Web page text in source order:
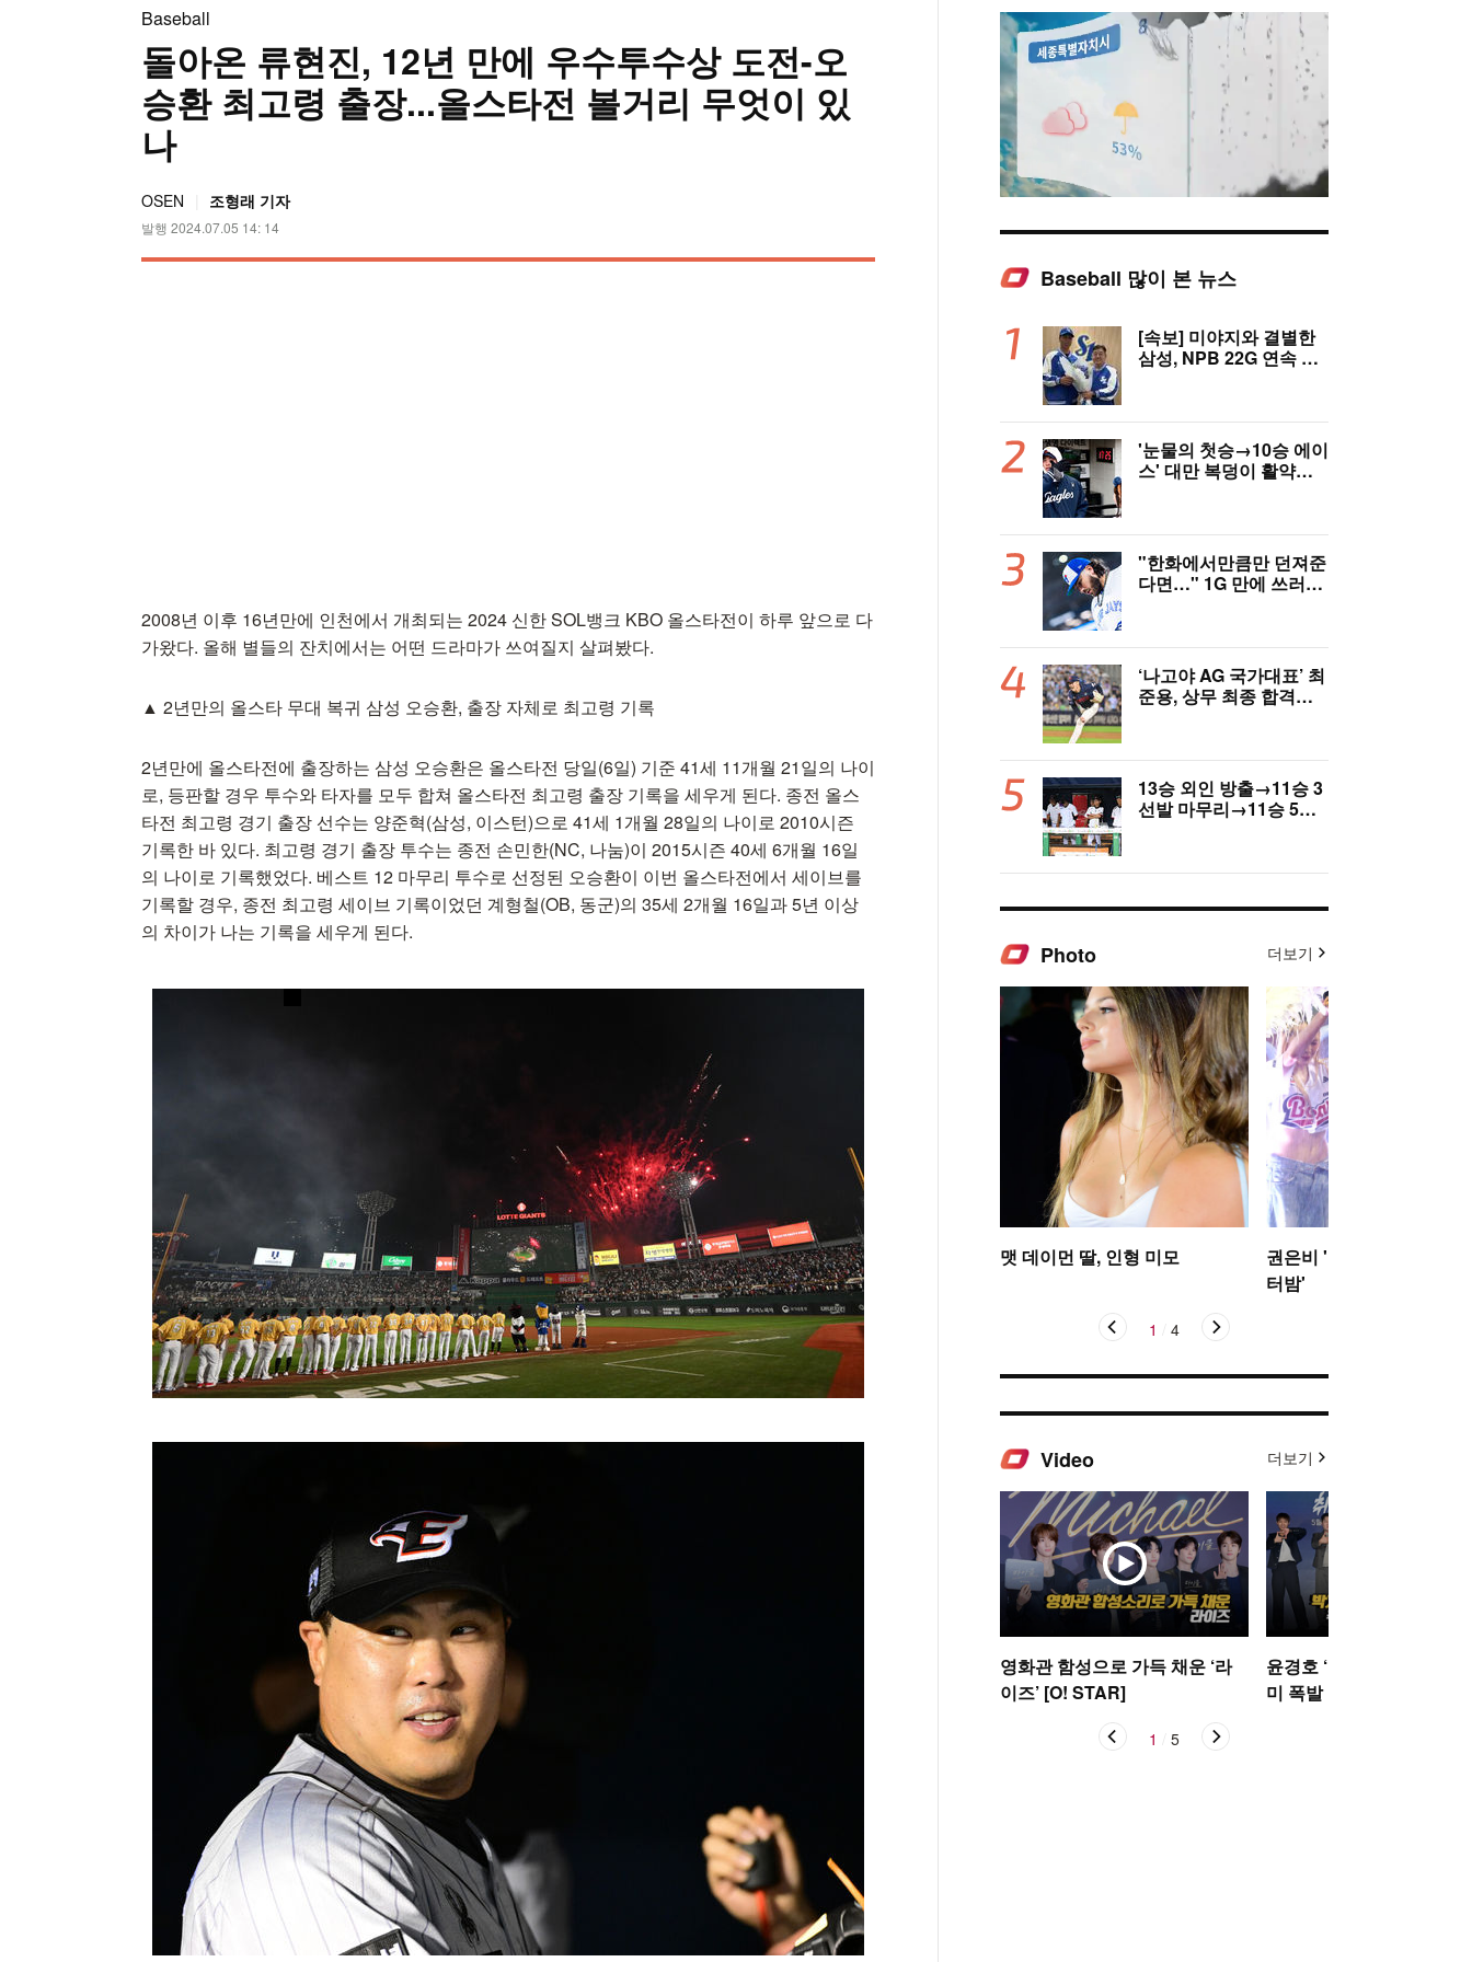
Baseball
돌아온 류현진, 12년 만에 우수투수상 도전-오
승환 최고령 출장...올스타전 볼거리 무엇이 있
나
OSEN 조형래 기자
발행 2024.07.05 14: 14
2008년 이후 16년만에 인천에서 개최되는 2024 신한 SOL뱅크 KBO 올스타전이 하루 앞으로 다
가왔다. 올해 별들의 잔치에서는 어떤 드라마가 쓰여질지 살펴봤다.
▲ 2년만의 올스타 무대 복귀 삼성 오승환, 출장 자체로 최고령 기록
2년만에 올스타전에 출장하는 삼성 오승환은 올스타전 당일(6일) 기준 41세 11개월 21일의 나이
로, 등판할 경우 투수와 타자를 모두 합쳐 올스타전 최고령 출장 기록을 세우게 된다. 종전 올스
타전 최고령 경기 출장 선수는 양준혁(삼성, 이스턴)으로 41세 1개월 28일의 나이로 2010시즌
기록한 바 있다. 최고령 경기 출장 투수는 종전 손민한(NC, 나눔)이 2015시즌 40세 6개월 16일
의 나이로 기록했었다. 베스트 12 마무리 투수로 선정된 오승환이 이번 올스타전에서 세이브를
기록할 경우, 종전 최고령 세이브 기록이었던 계형철(OB, 동군)의 35세 2개월 16일과 5년 이상
의 차이가 나는 기록을 세우게 된다.
Baseball 많이 본 뉴스
[속보] 미야지와 결별한
삼성, NPB 22G 연속 무
'눈물의 첫승→10승 에이
스' 대만 복덩이 활약에
"한화에서만큼만 던져준
다면…" 1G 만에 쓰러진
‘나고야 AG 국가대표’ 최
준용, 상무 최종 합격…
13승 외인 방출→11승 3
선발 마무리→11승 5선
Photo 더보기
맷 데이먼 딸, 인형 미모
권은비 '야구장 더위 날리
터밤'
1 4
Video 더보기
영화관 함성으로 가득 채운 ‘라
이즈’ [O! STAR]
윤경호 ‘골하트’ 박지훈 ‘저
미 폭발 포토타임 [O!
1 5